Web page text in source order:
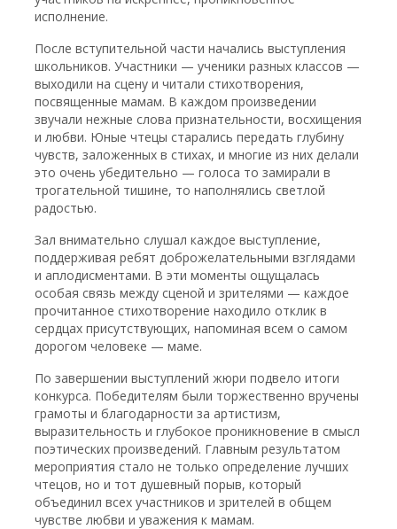
исполнение.
После вступительной части начались выступления
школьников. Участники — ученики разных классов —
выходили на сцену и читали стихотворения,
посвященные мамам. В каждом произведении
звучали нежные слова признательности, восхищения
и любви. Юные чтецы старались передать глубину
чувств, заложенных в стихах, и многие из них делали
это очень убедительно — голоса то замирали в
трогательной тишине, то наполнялись светлой
радостью.
Зал внимательно слушал каждое выступление,
поддерживая ребят доброжелательными взглядами
и аплодисментами. В эти моменты ощущалась
особая связь между сценой и зрителями — каждое
прочитанное стихотворение находило отклик в
сердцах присутствующих, напоминая всем о самом
дорогом человеке — маме.
По завершении выступлений жюри подвело итоги
конкурса. Победителям были торжественно вручены
грамоты и благодарности за артистизм,
выразительность и глубокое проникновение в смысл
поэтических произведений. Главным результатом
мероприятия стало не только определение лучших
чтецов, но и тот душевный порыв, который
объединил всех участников и зрителей в общем
чувстве любви и уважения к мамам.